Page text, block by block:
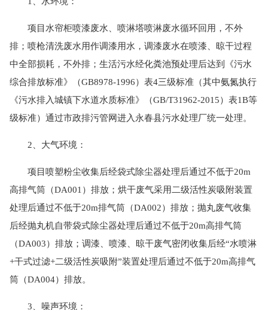
项目水帘柜喷漆废水、喷淋塔喷淋废水循环回用，不外
排；喷枪清洗废水用作调漆用水，调漆废水在喷漆、晾干过程
中全部损耗，不外排；生活污水经化粪池预处理后达到《污水
综合排放标准》（GB8978-1996）表4三级标准（其中氨氮执行
《污水排入城镇下水道水质标准》（GB/T31962-2015）表1B等
级标准）通过市政排污管网进入永春县污水处理厂统一处理。
2、大气环境：
项目喷塑粉尘收集后经袋式除尘器处理后通过不低于20m
高排气筒（DA001）排放；烘干废气采用二级活性炭吸附装置
处理后通过不低于20m排气筒（DA002）排放；抛丸废气收集
后经抛丸机自带袋式除尘器处理后通过不低于20m高排气筒
（DA003）排放；调漆、喷漆、晾干废气密闭收集后经“水喷淋
+干式过滤+二级活性炭吸附”装置处理后通过不低于20m高排气
筒（DA004）排放。
3、噪声环境：